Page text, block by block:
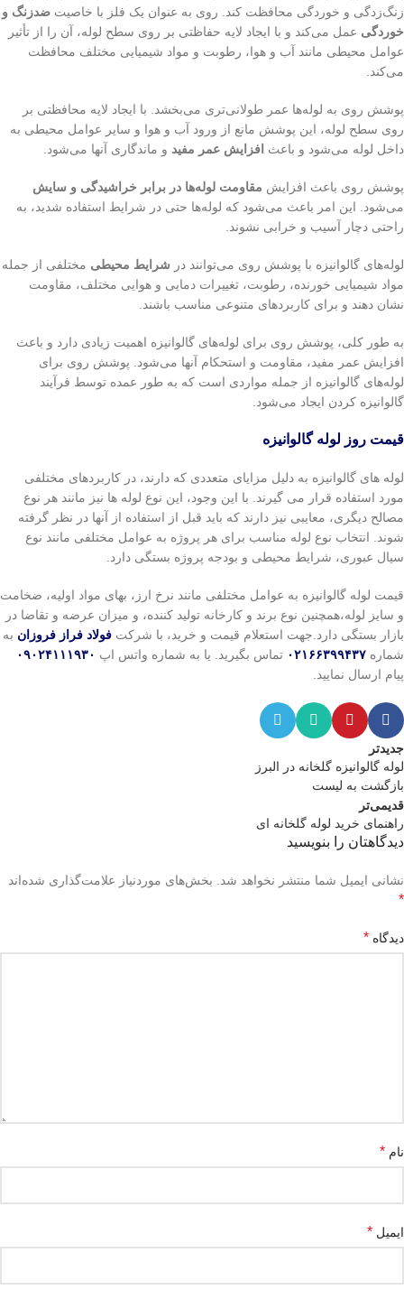
زنگ‌زدگی و خوردگی محافظت کند. روی به عنوان یک فلز با خاصیت ضدزنگ و
خوردگی عمل می‌کند و با ایجاد لایه حفاظتی بر روی سطح لوله، آن را از تأثیر
عوامل محیطی مانند آب و هوا، رطوبت و مواد شیمیایی مختلف محافظت
می‌کند.
پوشش روی به لوله‌ها عمر طولانی‌تری می‌بخشد. با ایجاد لایه محافظتی بر
روی سطح لوله، این پوشش مانع از ورود آب و هوا و سایر عوامل محیطی به
داخل لوله می‌شود و باعث افزایش عمر مفید و ماندگاری آنها می‌شود.
پوشش روی باعث افزایش مقاومت لوله‌ها در برابر خراشیدگی و سایش
می‌شود. این امر باعث می‌شود که لوله‌ها حتی در شرایط استفاده شدید، به
راحتی دچار آسیب و خرابی نشوند.
لوله‌های گالوانیزه با پوشش روی می‌توانند در شرایط محیطی مختلفی از جمله
مواد شیمیایی خورنده، رطوبت، تغییرات دمایی و هوایی مختلف، مقاومت
نشان دهند و برای کاربردهای متنوعی مناسب باشند.
به طور کلی، پوشش روی برای لوله‌های گالوانیزه اهمیت زیادی دارد و باعث
افزایش عمر مفید، مقاومت و استحکام آنها می‌شود. پوشش روی برای
لوله‌های گالوانیزه از جمله مواردی است که به طور عمده توسط فرآیند
گالوانیزه کردن ایجاد می‌شود.
قیمت روز لوله گالوانیزه
لوله های گالوانیزه به دلیل مزایای متعددی که دارند، در کاربردهای مختلفی
مورد استفاده قرار می گیرند. با این وجود، این نوع لوله ها نیز مانند هر نوع
مصالح دیگری، معایبی نیز دارند که باید قبل از استفاده از آنها در نظر گرفته
شوند. انتخاب نوع لوله مناسب برای هر پروژه به عوامل مختلفی مانند نوع
سیال عبوری، شرایط محیطی و بودجه پروژه بستگی دارد.
قیمت لوله گالوانیزه به عوامل مختلفی مانند نرخ ارز، بهای مواد اولیه، ضخامت
و سایز لوله،همچنین نوع برند و کارخانه تولید کننده، و میزان عرضه و تقاضا در
بازار بستگی دارد.جهت استعلام قیمت و خرید، با شرکت فولاد فراز فروزان به
شماره ۰۲۱۶۶۳۹۹۴۳۷ تماس بگیرید. یا به شماره واتس اپ ۰۹۰۲۴۱۱۱۹۳۰
پیام ارسال نمایید.
جدیدتر
لوله گالوانیزه گلخانه در البرز
بازگشت به لیست
قدیمی‌تر
راهنمای خرید لوله گلخانه ای
دیدگاهتان را بنویسید
نشانی ایمیل شما منتشر نخواهد شد. بخش‌های موردنیاز علامت‌گذاری شده‌اند
*
دیدگاه *
نام *
ایمیل *